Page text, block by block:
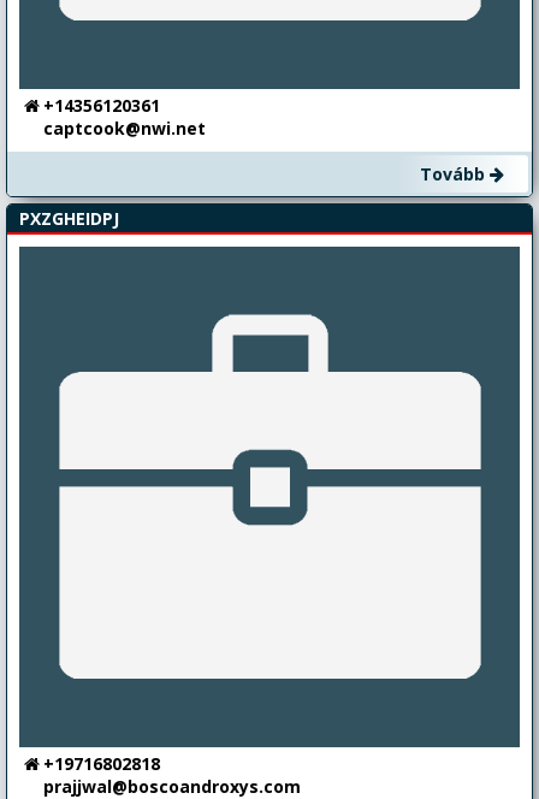
+14356120361
captcook@nwi.net
Tovább
PXZGHEIDPJ
+19716802818
prajjwal@boscoandroxys.com